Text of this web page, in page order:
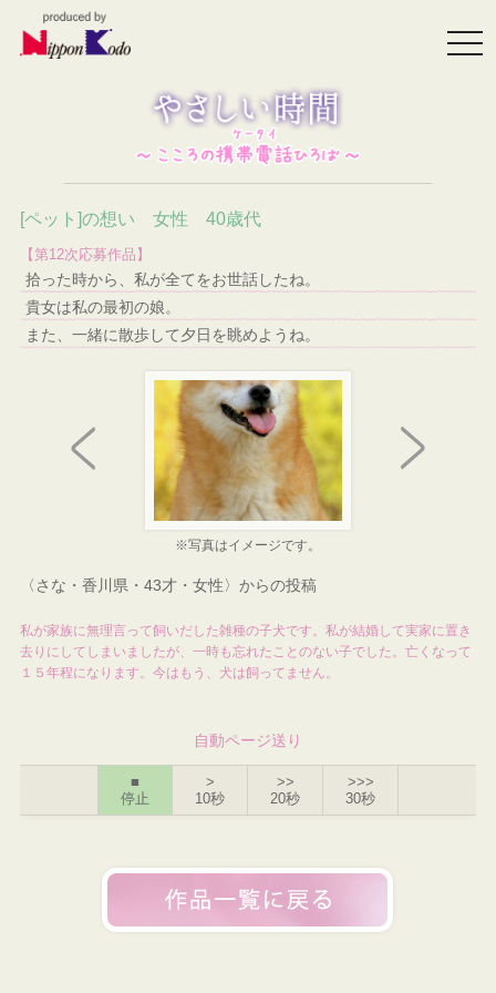
[ペット]の想い 女性 40歳代
【第12次応募作品】
拾った時から、私が全てをお世話したね。
貴女は私の最初の娘。
また、一緒に散歩して夕日を眺めようね。
※写真はイメージです。
〈さな・香川県・43才・女性〉からの投稿
私が家族に無理言って飼いだした雑種の子犬です。私が結婚して実家に置き
去りにしてしまいましたが、一時も忘れたことのない子でした。亡くなって
１５年程になります。今はもう、犬は飼ってません。
自動ページ送り
■
停止
>
10秒
>>
20秒
>>>
30秒